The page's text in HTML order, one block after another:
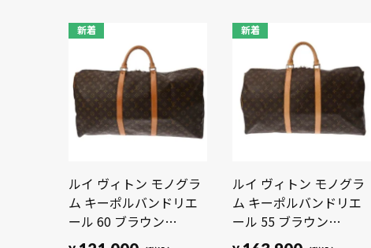
新着
ルイ ヴィトン モノグラ
ム キーポルバンドリエ
ール 60 ブラウン
M41412 モノグラムキャ
新着
ルイ ヴィトン モノグラ
ム キーポルバンドリエ
ール 55 ブラウン
M41414 モノグラムキャ